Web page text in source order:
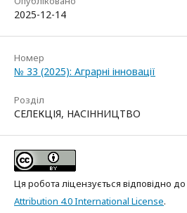
2025-12-14
Номер
№ 33 (2025): Аграрні інновації
Розділ
СЕЛЕКЦІЯ, НАСІННИЦТВО
Ця робота ліцензується відповідно до
Attribution 4.0 International License.